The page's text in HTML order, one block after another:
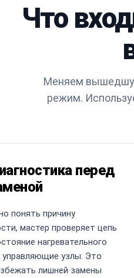
Что
Меняем
режим.
перед
понять причину
мастер проверяет цепь
нагревательного
управляющие узлы. Это
лишней замены